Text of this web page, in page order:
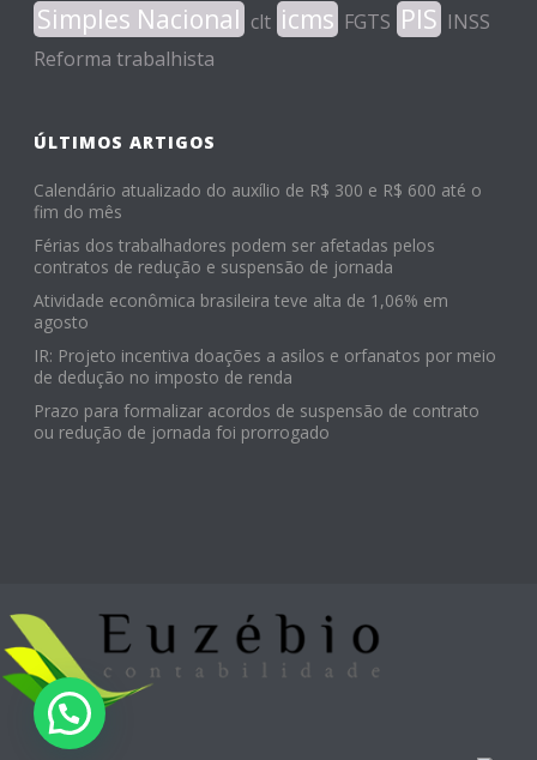
Simples Nacional clt icms FGTS PIS INSS
Reforma trabalhista
ÚLTIMOS ARTIGOS
Calendário atualizado do auxílio de R$ 300 e R$ 600 até o
fim do mês
Férias dos trabalhadores podem ser afetadas pelos
contratos de redução e suspensão de jornada
Atividade econômica brasileira teve alta de 1,06% em
agosto
IR: Projeto incentiva doações a asilos e orfanatos por meio
de dedução no imposto de renda
Prazo para formalizar acordos de suspensão de contrato
ou redução de jornada foi prorrogado